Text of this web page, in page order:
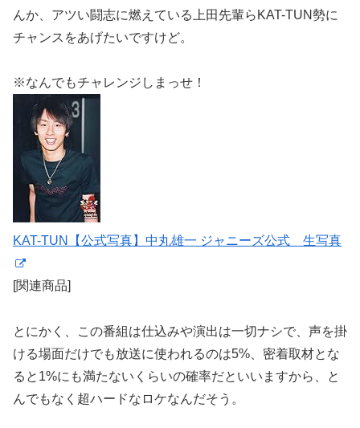
んか、アツい闘志に燃えている上田先輩らKAT-TUN勢に
チャンスをあげたいですけど。
※なんでもチャレンジしまっせ！
KAT-TUN【公式写真】中丸雄一 ジャニーズ公式 生写真
[関連商品]
とにかく、この番組は仕込みや演出は一切ナシで、声を掛
ける場面だけでも放送に使われるのは5%、密着取材とな
ると1%にも満たないくらいの確率だといいますから、と
んでもなく超ハードなロケなんだそう。